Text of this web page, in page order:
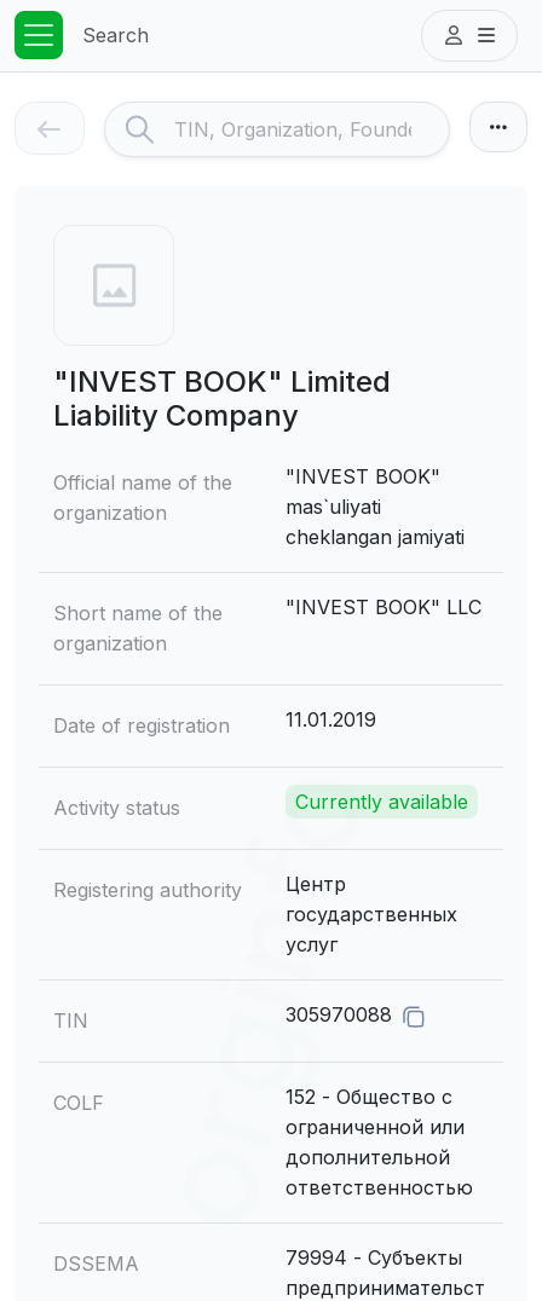
Search
"INVEST BOOK" Limited
Liability Company
Official name of the
organization
"INVEST BOOK"
mas`uliyati
cheklangan jamiyati
Short name of the
organization
"INVEST BOOK" LLC
Date of registration 11.01.2019
Activity status Currently available
Registering authority
Центр
государственных
услуг
TIN 305970088
COLF
152 - Общество с
ограниченной или
дополнительной
ответственностью
DSSEMA
79994 - Субъекты
предпринимательст